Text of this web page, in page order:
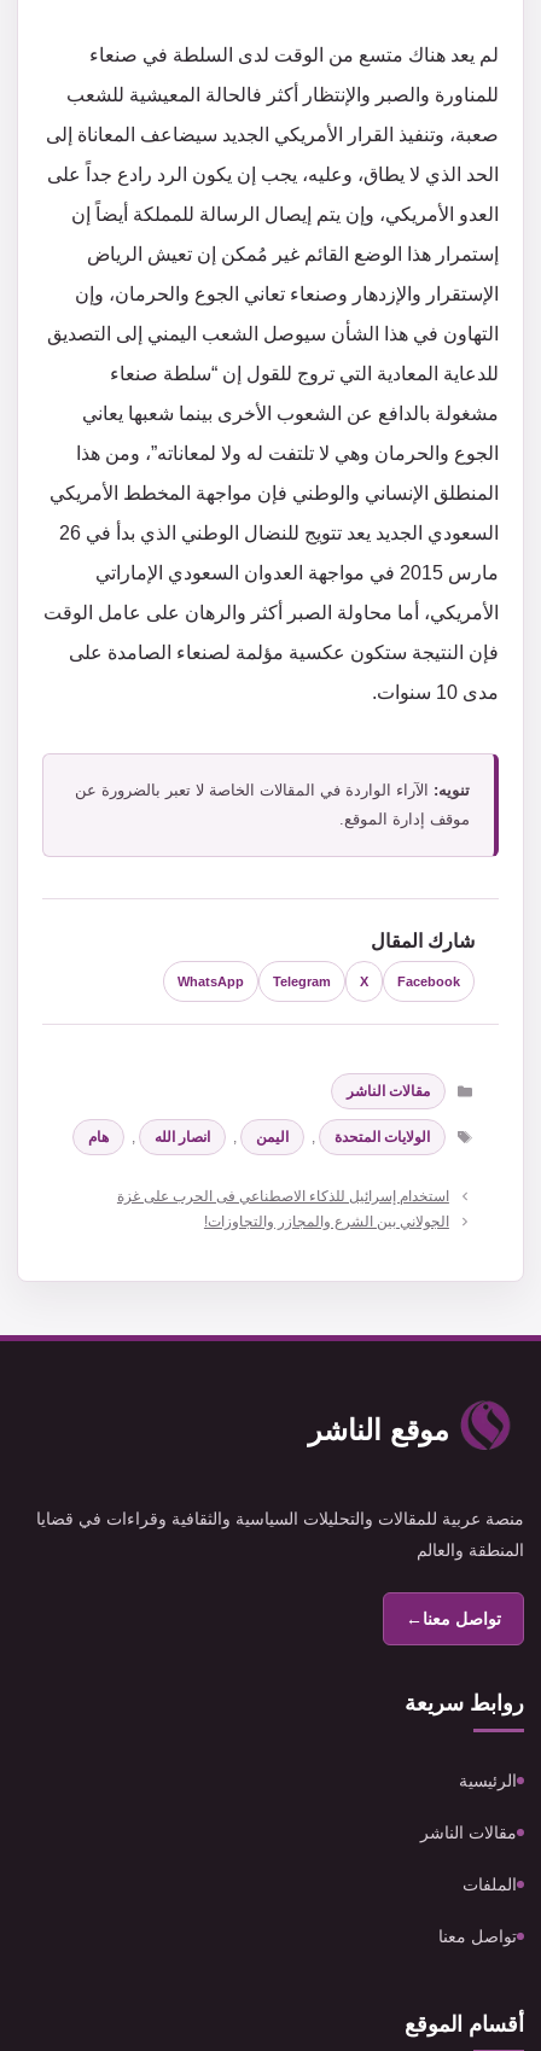
لم يعد هناك متسع من الوقت لدى السلطة في صنعاء
للمناورة والصبر والإنتظار أكثر فالحالة المعيشية للشعب
صعبة، وتنفيذ القرار الأمريكي الجديد سيضاعف المعاناة إلى
الحد الذي لا يطاق، وعليه، يجب إن يكون الرد رادع جداً على
العدو الأمريكي، وإن يتم إيصال الرسالة للمملكة أيضاً إن
إستمرار هذا الوضع القائم غير مُمكن إن تعيش الرياض
الإستقرار والإزدهار وصنعاء تعاني الجوع والحرمان، وإن
التهاون في هذا الشأن سيوصل الشعب اليمني إلى التصديق
للدعاية المعادية التي تروج للقول إن “سلطة صنعاء
مشغولة بالدافع عن الشعوب الأخرى بينما شعبها يعاني
الجوع والحرمان وهي لا تلتفت له ولا لمعاناته”، ومن هذا
المنطلق الإنساني والوطني فإن مواجهة المخطط الأمريكي
السعودي الجديد يعد تتويج للنضال الوطني الذي بدأ في 26
مارس 2015 في مواجهة العدوان السعودي الإماراتي
الأمريكي، أما محاولة الصبر أكثر والرهان على عامل الوقت
فإن النتيجة ستكون عكسية مؤلمة لصنعاء الصامدة على
مدى 10 سنوات.
تنويه: الآراء الواردة في المقالات الخاصة لا تعبر بالضرورة عن
موقف إدارة الموقع.
شارك المقال
Facebook
X
Telegram
WhatsApp
التصنيفات
مقالات الناشر
الوسوم
الولايات المتحدة , اليمن , انصار الله , هام
استخدام إسرائيل للذكاء الاصطناعي فى الحرب على غزة
الجولاني بين الشرع والمجازر والتجاوزات!
موقع الناشر
منصة عربية للمقالات والتحليلات السياسية والثقافية وقراءات في قضايا
المنطقة والعالم
تواصل معنا←
روابط سريعة
الرئيسية
مقالات الناشر
الملفات
تواصل معنا
أقسام الموقع